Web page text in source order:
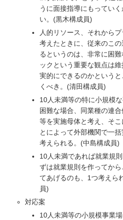
うに面接指導にもってい
い。(黒木構成員)
人的リソース、それから
考えたときに、従来のこ
るというのは、非常に困
ックという重要な観点は
実的にできるのかという
くべき。(清田構成員)
10人未満等の特に小規模
困難な場合、同業種の連
等を実施母体と考え、そ
とによって外部機関で一
考えられる。(中島構成員)
10人未満であれば就業規
ずは就業規則を作ってか
てあげるのも、1つ考えら
員)
対応案
10人未満等の小規模事業